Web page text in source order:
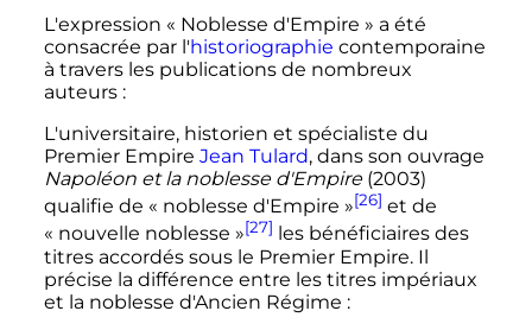
L'expression « Noblesse d'Empire » a été
consacrée par l'historiographie contemporaine
à travers les publications de nombreux
auteurs :
L'universitaire, historien et spécialiste du
Premier Empire Jean Tulard, dans son ouvrage
Napoléon et la noblesse d'Empire(2003)
qualifie de « noblesse d'Empire »[26] et de
« nouvelle noblesse »[27] les bénéficiaires des
titres accordés sous le Premier Empire. Il
précise la différence entre les titres impériaux
et la noblesse d'Ancien Régime :